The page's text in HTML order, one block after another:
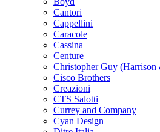
Cantori
Cappellini
Caracole
Cassina
Centure
Christopher Guy
Cisco Brothers
Creazioni
CTS Salotti
Currey and Company
Cyan Design